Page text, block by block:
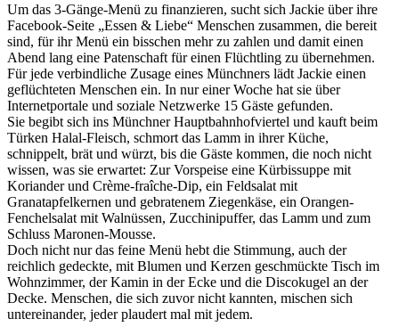
Um das 3-Gänge-Menü zu finanzieren, sucht sich Jackie über ihre
Facebook-Seite „Essen & Liebe“ Menschen zusammen, die bereit
sind, für ihr Menü ein bisschen mehr zu zahlen und damit einen
Abend lang eine Patenschaft für einen Flüchtling zu übernehmen.
Für jede verbindliche Zusage eines Münchners lädt Jackie einen
geflüchteten Menschen ein. In nur einer Woche hat sie über
Internetportale und soziale Netzwerke 15 Gäste gefunden.
Sie begibt sich ins Münchner Hauptbahnhofviertel und kauft beim
Türken Halal-Fleisch, schmort das Lamm in ihrer Küche,
schnippelt, brät und würzt, bis die Gäste kommen, die noch nicht
wissen, was sie erwartet: Zur Vorspeise eine Kürbissuppe mit
Koriander und Crème-fraîche-Dip, ein Feldsalat mit
Granatapfelkernen und gebratenem Ziegenkäse, ein Orangen-
Fenchelsalat mit Walnüssen, Zucchinipuffer, das Lamm und zum
Schluss Maronen-Mousse.
Doch nicht nur das feine Menü hebt die Stimmung, auch der
reichlich gedeckte, mit Blumen und Kerzen geschmückte Tisch im
Wohnzimmer, der Kamin in der Ecke und die Discokugel an der
Decke. Menschen, die sich zuvor nicht kannten, mischen sich
untereinander, jeder plaudert mal mit jedem.